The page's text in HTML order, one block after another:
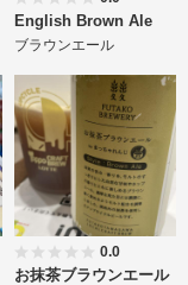
English Brown Ale
ブラウンエール
0.0
お抹茶ブラウンエール